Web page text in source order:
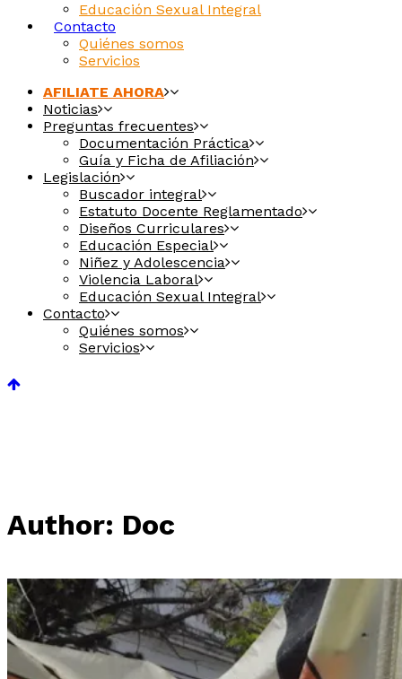
Educación Sexual Integral
Contacto
Quiénes somos
Servicios
AFILIATE AHORA
Noticias
Preguntas frecuentes
Documentación Práctica
Guía y Ficha de Afiliación
Legislación
Buscador integral
Estatuto Docente Reglamentado
Diseños Curriculares
Educación Especial
Niñez y Adolescencia
Violencia Laboral
Educación Sexual Integral
Contacto
Quiénes somos
Servicios
Author: Doc